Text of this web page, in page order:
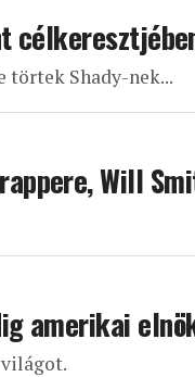
Shady-nek...
Will
amerikai